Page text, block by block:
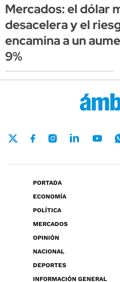
Mercados: el dólar
desacelera y el
encamina a un
9%
PORTADA
ECONOMÍA
POLÍTICA
MERCADOS
OPINIÓN
NACIONAL
DEPORTES
INFORMACIÓN GENERAL